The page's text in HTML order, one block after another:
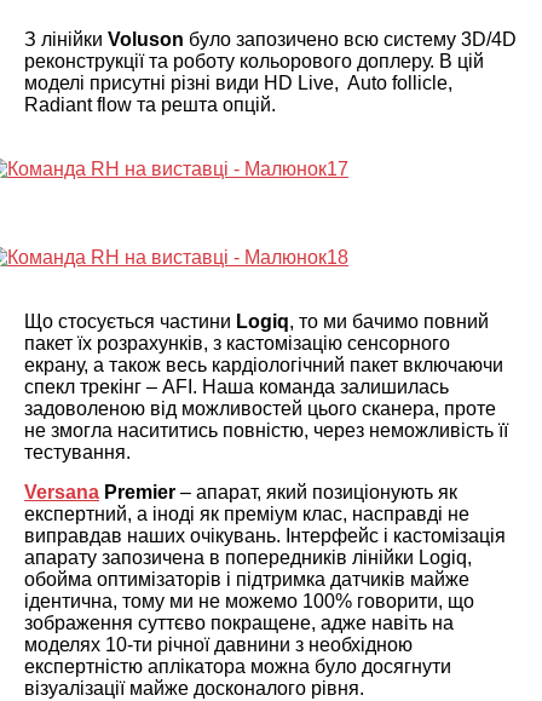
З лінійки Voluson було запозичено всю систему 3D/4D
реконструкції та роботу кольорового доплеру. В цій
моделі присутні різні види HD Live, Auto follicle,
Radiant flow та решта опцій.
Що стосується частини Logiq, то ми бачимо повний
пакет їх розрахунків, з кастомізацію сенсорного
екрану, а також весь кардіологічний пакет включаючи
спекл трекінг – AFI. Наша команда залишилась
задоволеною від можливостей цього сканера, проте
не змогла насититись повністю, через неможливість її
тестування.
Versana Premier – апарат, який позиціонують як
експертний, а іноді як преміум клас, насправді не
виправдав наших очікувань. Інтерфейс і кастомізація
апарату запозичена в попередників лінійки Logiq,
обойма оптимізаторів і підтримка датчиків майже
ідентична, тому ми не можемо 100% говорити, що
зображення суттєво покращене, адже навіть на
моделях 10-ти річної давнини з необхідною
експертністю аплікатора можна було досягнути
візуалізації майже досконалого рівня.